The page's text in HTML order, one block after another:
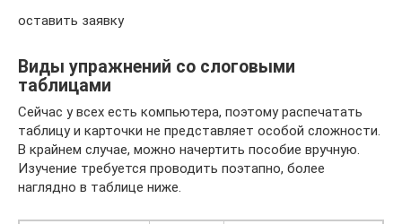
оставить заявку
Виды упражнений со слоговыми
таблицами
Сейчас у всех есть компьютера, поэтому распечатать
таблицу и карточки не представляет особой сложности.
В крайнем случае, можно начертить пособие вручную.
Изучение требуется проводить поэтапно, более
наглядно в таблице ниже.